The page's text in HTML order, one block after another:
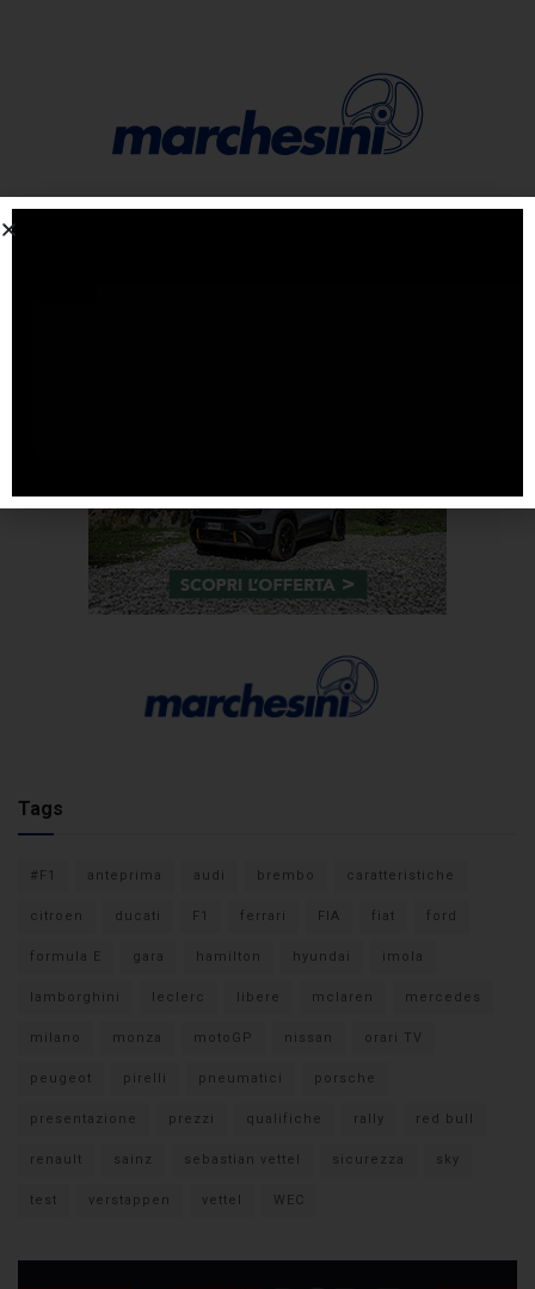
Tags
#F1 anteprima audi brembo caratteristiche
citroen ducati F1 ferrari FIA fiat ford
formula E gara hamilton hyundai imola
lamborghini leclerc libere mclaren mercedes
milano monza motoGP nissan orari TV
peugeot pirelli pneumatici porsche
presentazione prezzi qualifiche rally red bull
renault sainz sebastian vettel sicurezza sky
test verstappen vettel WEC